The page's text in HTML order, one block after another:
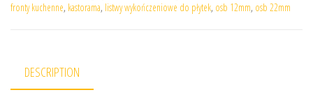
fronty kuchenne, kastorama, listwy wykończeniowe do płytek, osb 12mm, osb 22mm
DESCRIPTION